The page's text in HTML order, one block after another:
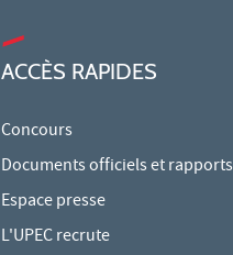
ACCÈS RAPIDES
Concours
Documents officiels et rapports
Espace presse
L'UPEC recrute